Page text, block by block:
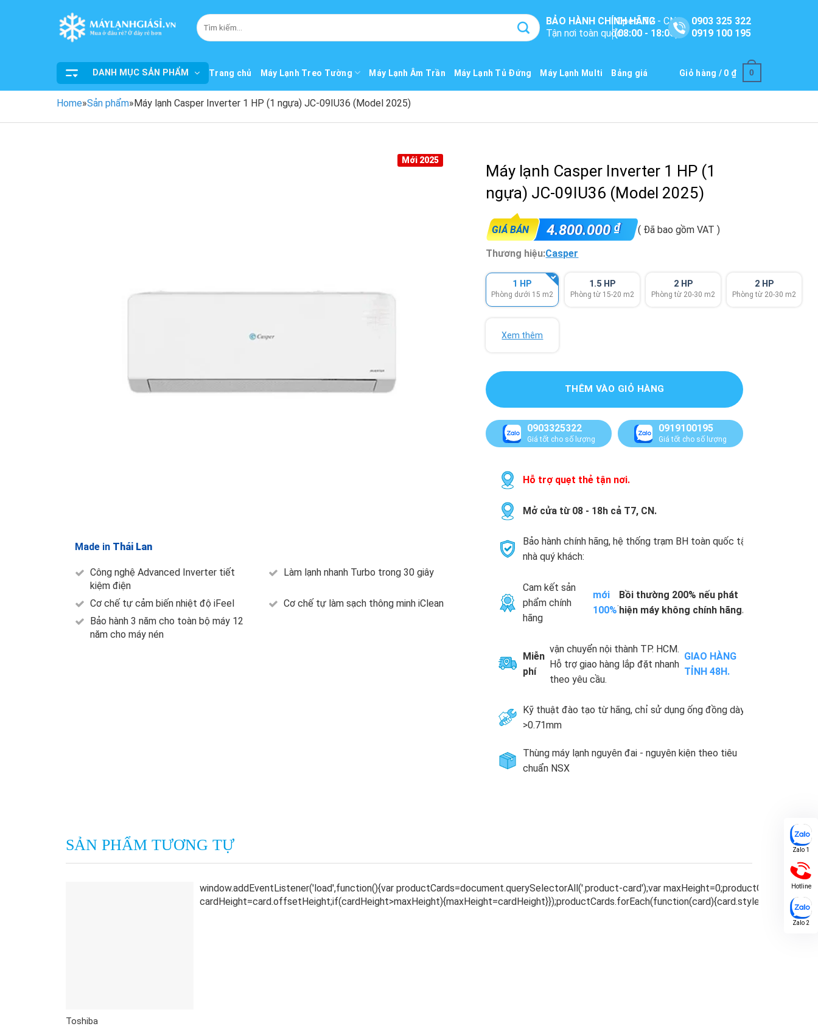
Tìm
kiếm:
BẢO HÀNH CHÍNH HÃNG
Tận nơi toàn quốc
Open: T2 - CN
(08:00 - 18:00)
0903 325 322
0919 100 195
DANH MỤC SẢN PHẨM Trang chủ Máy Lạnh Treo Tường Máy Lạnh Âm Trần Máy Lạnh Tủ Đứng Máy Lạnh Multi Bảng giá Giỏ hàng / 0 ₫ 0
Home»Sản phẩm» Máy lạnh Casper Inverter 1 HP (1 ngựa) JC-09IU36 (Model 2025)
Mới 2025
Made in Thái Lan
Công nghệ Advanced Inverter tiết
kiệm điện
Làm lạnh nhanh Turbo trong 30 giây
Cơ chế tự cảm biến nhiệt độ iFeel
Cơ chế tự làm sạch thông minh iClean
Bảo hành 3 năm cho toàn bộ máy 12
năm cho máy nén
Máy lạnh Casper Inverter 1 HP (1
ngựa) JC-09IU36 (Model 2025)
GIÁ BÁN 4.800.000₫ ( Đã bao gồm VAT )
Thương hiệu:Casper
1 HP
Phòng dưới 15 m2
1.5 HP
Phòng từ 15-20 m2
2 HP
Phòng từ 20-30 m2
2 HP
Phòng từ 20-30 m2
Xem thêm
THÊM VÀO GIỎ HÀNG
0903325322
Giá tốt cho số lượng
0919100195
Giá tốt cho số lượng
Hỗ trợ quẹt thẻ tận nơi.
Mở cửa từ 08 - 18h cả T7, CN.
Bảo hành chính hãng, hệ thống trạm BH toàn quốc tận
nhà quý khách:
Cam kết sản
phẩm chính
hãng
mới
100%
.
Bồi thường 200% nếu phát
hiện máy không chính hãng.
Miễn
phí
vận chuyển nội thành TP. HCM.
Hỗ trợ giao hàng lắp đặt nhanh
theo yêu cầu.
GIAO HÀNG
TỈNH 48H.
Kỹ thuật đào tạo từ hãng, chỉ sử dụng ống đồng dày
>0.71mm
Thùng máy lạnh nguyên đai - nguyên kiện theo tiêu
chuẩn NSX
SẢN PHẨM TƯƠNG TỰ
Toshiba
Zalo 1
Hotline
Zalo 2